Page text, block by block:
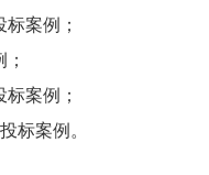
案例；
案例；
标案例。